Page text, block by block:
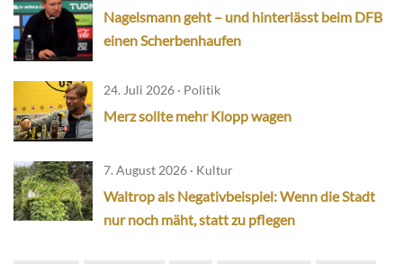
Nagelsmann geht – und hinterlässt beim DFB
einen Scherbenhaufen
24. Juli 2026 · Politik
Merz sollte mehr Klopp wagen
7. August 2026 · Kultur
Waltrop als Negativbeispiel: Wenn die Stadt
nur noch mäht, statt zu pflegen